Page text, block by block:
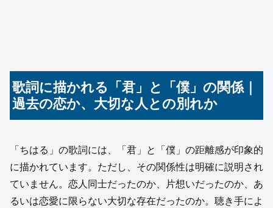
歌詞に描かれる「君」と「僕」の関係｜
過去の恋か、大切な人との別れか
「ちはる」の歌詞には、「君」と「僕」の距離感が印象的
に描かれています。ただし、その関係性は明確に説明され
ていません。恋人同士だったのか、片想いだったのか、あ
るいは恋愛に限らない大切な存在だったのか。聴き手によ